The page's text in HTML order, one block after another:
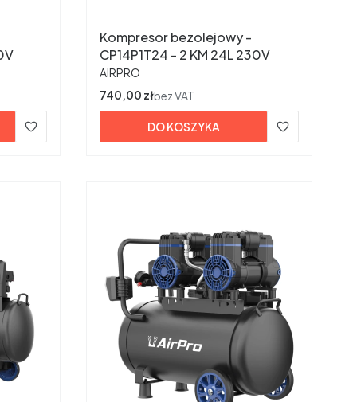
Kompresor bezolejowy -
CP14P1T24 - 2 KM 24L 230V
PRODUCENT
AIRPRO
Cena
740,00 złbez VAT
DO KOSZYKA